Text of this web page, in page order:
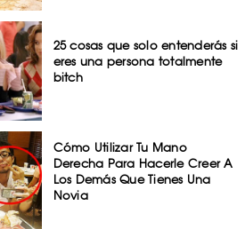
25 cosas que solo entenderás si
eres una persona totalmente
bitch
Cómo Utilizar Tu Mano
Derecha Para Hacerle Creer A
Los Demás Que Tienes Una
Novia